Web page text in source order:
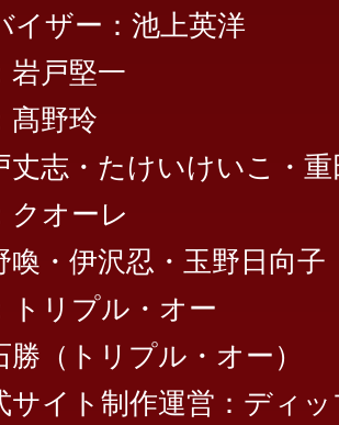
イザー：池上英洋
岩戸堅一
髙野玲
丈志・たけいけいこ・
クオーレ
喚・伊沢忍・玉野日向子
トリプル・オー
（トリプル・オー）
サイト制作運営：ディ